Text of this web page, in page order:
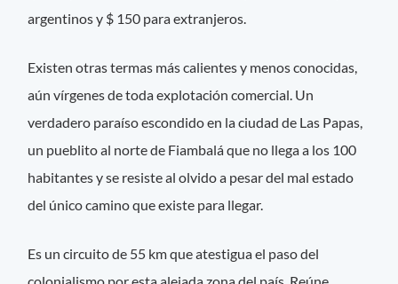
argentinos y $ 150 para extranjeros.
Existen otras termas más calientes y menos conocidas,
aún vírgenes de toda explotación comercial. Un
verdadero paraíso escondido en la ciudad de Las Papas,
un pueblito al norte de Fiambalá que no llega a los 100
habitantes y se resiste al olvido a pesar del mal estado
del único camino que existe para llegar.
Es un circuito de 55 km que atestigua el paso del